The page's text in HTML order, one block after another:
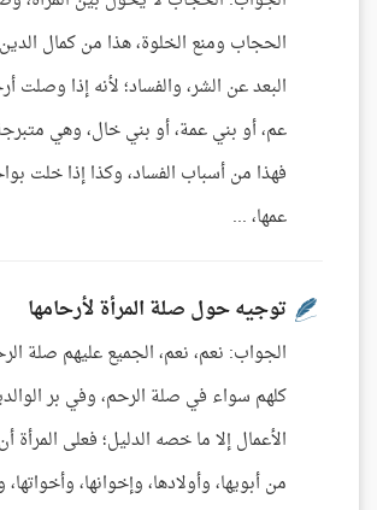
الحجاب ومنع الخلوة، هذا من كمال
البعد عن الشر، والفساد؛ لأنه إذا وصلت
عم، أو بني عمة، أو بني خال، وهي
فهذا من أسباب الفساد، وكذا إذا خلت
عمها، ...
توجيه حول صلة المرأة لأرحامها
الجواب: نعم، نعم، الجميع عليهم صلة
كلهم سواء في صلة الرحم، وفي بر
الأعمال إلا ما خصه الدليل؛ فعلى
من أبويها، وأولادها، وإخوانها، وأخواتها،